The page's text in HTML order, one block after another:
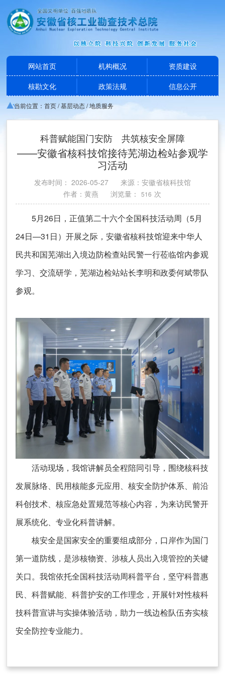
网站首页 机构概况
资质建设
核勘文化
政策法规 信息公开
当前位置：首页/基层动态/地质服务
科普赋能国门安防 共筑核安全屏障
——安徽省核科技馆接待芜湖边检站参观学
习活动
发布时间： 2026-05-27
来源：安徽省核科技馆
作者：黄燕
浏览量： 516 次
5月26日，正值第二十六个全国科技活动周（5月
24日—31日）开展之际，安徽省核科技馆迎来中华人
民共和国芜湖出入境边防检查站民警一行莅临馆内参观
学习、交流研学，芜湖边检站站长李明和政委何斌带队
参观。
活动现场，我馆讲解员全程陪同引导，围绕核科技
发展脉络、民用核能多元应用、核安全防护体系、前沿
科创技术、核应急处置规范等核心内容，为来访民警开
展系统化、专业化科普讲解。
核安全是国家安全的重要组成部分，口岸作为国门
第一道防线，是涉核物资、涉核人员出入境管控的关键
关口。我馆依托全国科技活动周科普平台，坚守科普惠
民、科普赋能、科普护安的工作理念，开展针对性核科
技科普宣讲与实操体验活动，助力一线边检队伍夯实核
安全防控专业能力。